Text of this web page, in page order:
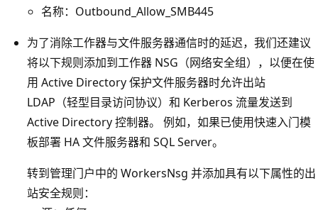
名称：Outbound_Allow_SMB445
为了消除工作器与文件服务器通信时的延迟，我们还建议
将以下规则添加到工作器 NSG（网络安全组），以便在使
用 Active Directory 保护文件服务器时允许出站
LDAP（轻型目录访问协议）和 Kerberos 流量发送到
Active Directory 控制器。 例如，如果已使用快速入门模
板部署 HA 文件服务器和 SQL Server。
转到管理门户中的 WorkersNsg 并添加具有以下属性的出
站安全规则：